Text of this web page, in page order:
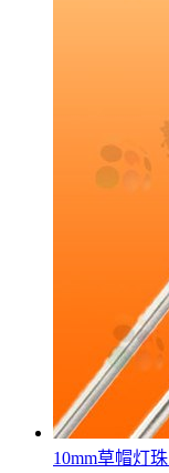
10mm草帽灯